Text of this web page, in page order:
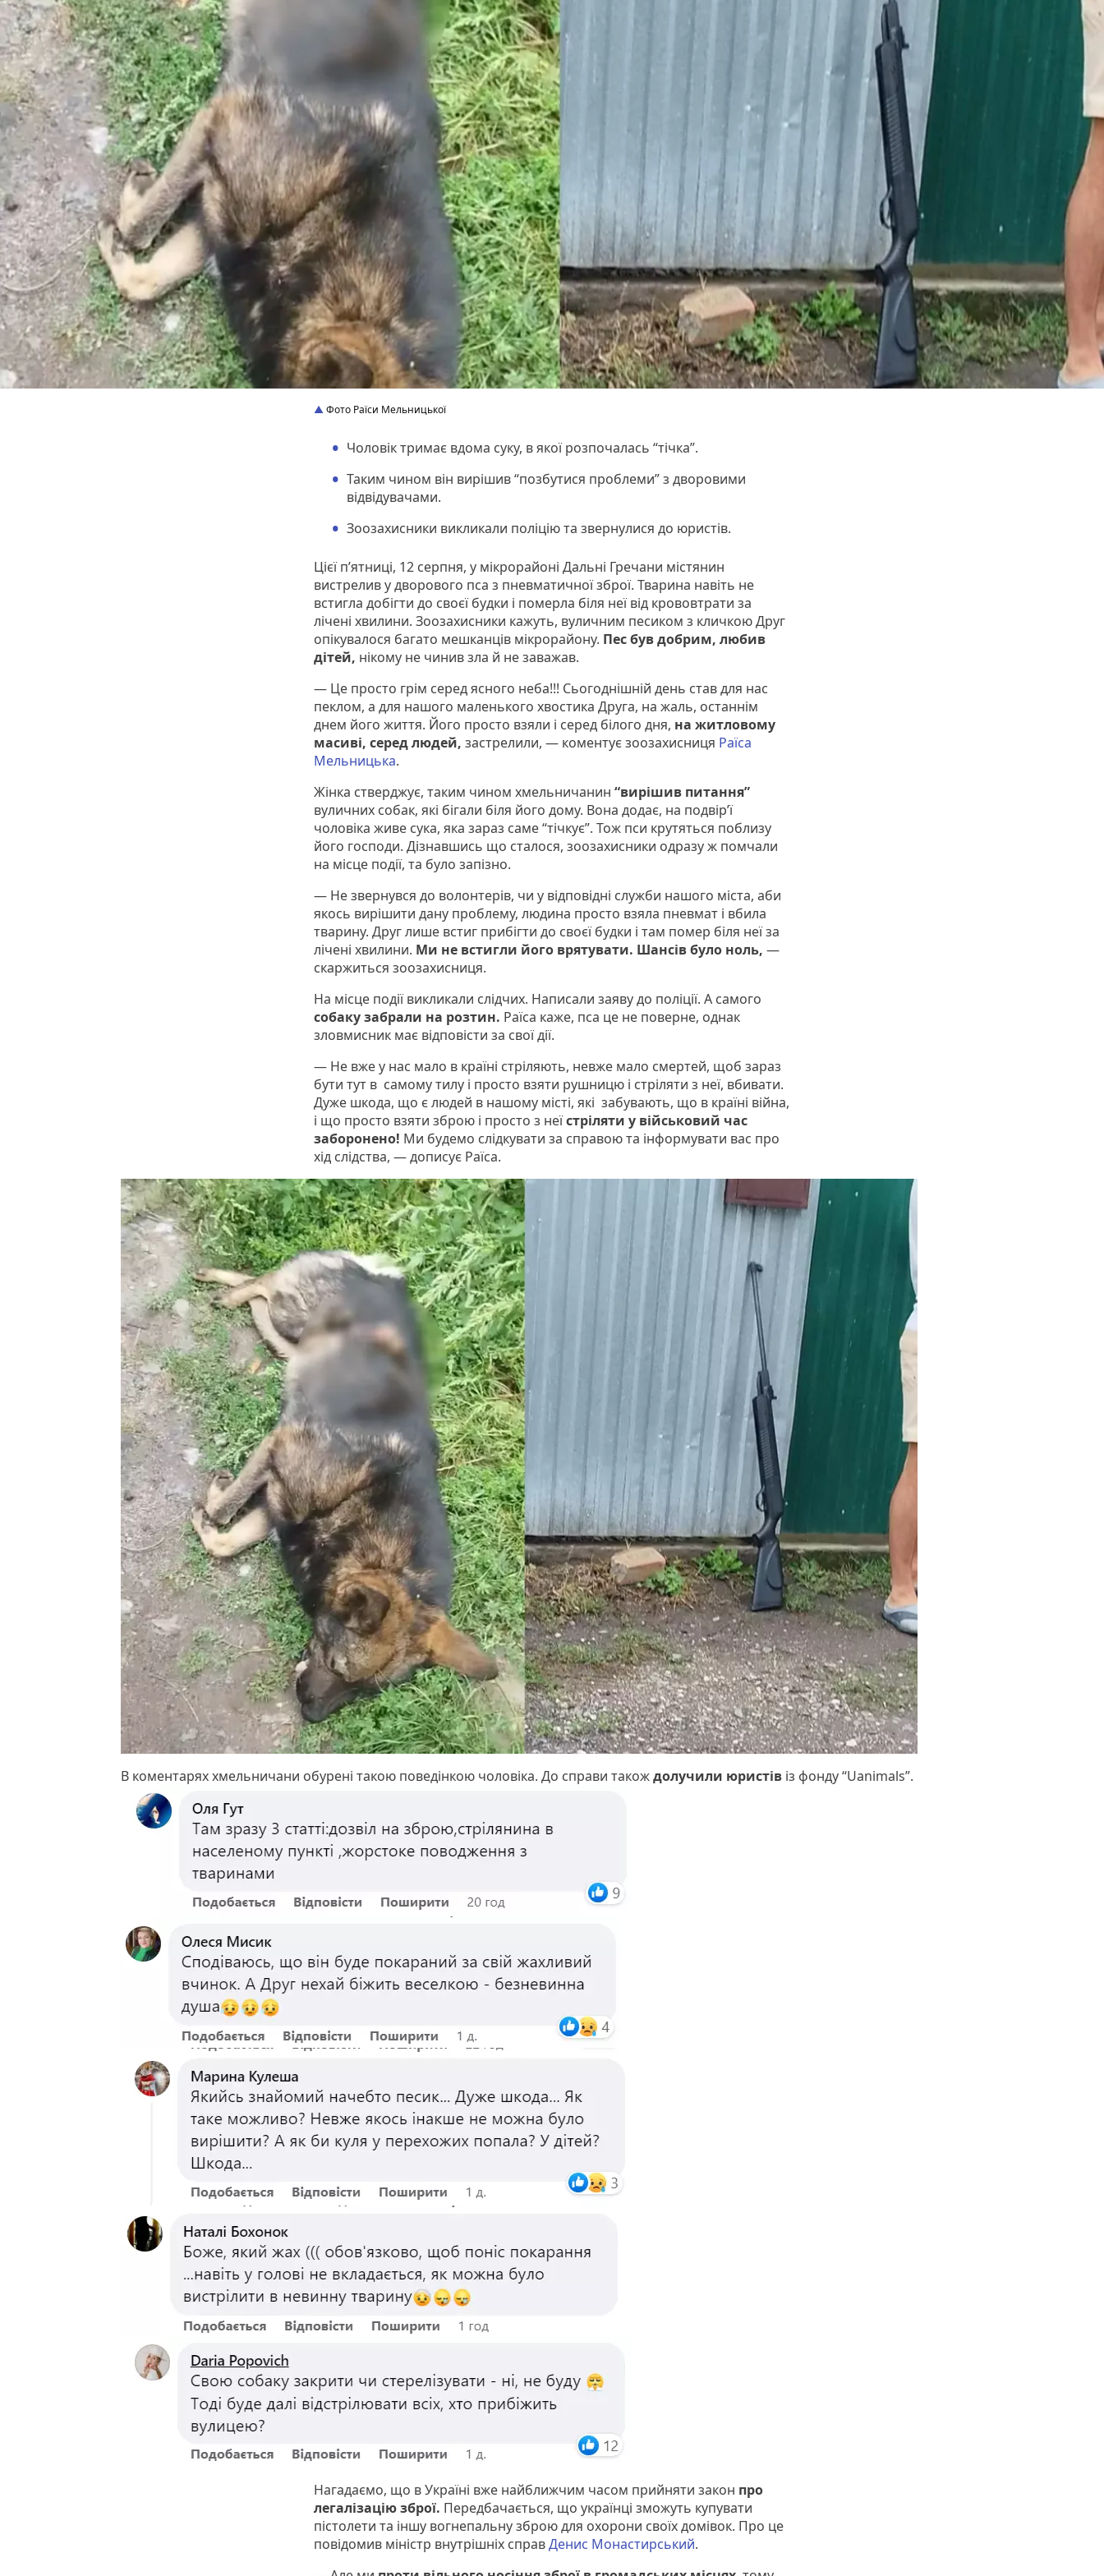
Фото Раїси Мельницької
Чоловік тримає вдома суку, в якої розпочалась “тічка”.
Таким чином він вирішив “позбутися проблеми” з дворовими
відвідувачами.
Зоозахисники викликали поліцію та звернулися до юристів.
Цієї п’ятниці, 12 серпня, у мікрорайоні Дальні Гречани містянин
вистрелив у дворового пса з пневматичної зброї. Тварина навіть не
встигла добігти до своєї будки і померла біля неї від крововтрати за
лічені хвилини. Зоозахисники кажуть, вуличним песиком з кличкою Друг
опікувалося багато мешканців мікрорайону. Пес був добрим, любив
дітей, нікому не чинив зла й не заважав.
— Це просто грім серед ясного неба!!! Сьогоднішній день став для нас
пеклом, а для нашого маленького хвостика Друга, на жаль, останнім
днем його життя. Його просто взяли і серед білого дня, на житловому
масиві, серед людей, застрелили, — коментує зоозахисниця Раїса
Мельницька.
Жінка стверджує, таким чином хмельничанин “вирішив питання”
вуличних собак, які бігали біля його дому. Вона додає, на подвір’ї
чоловіка живе сука, яка зараз саме “тічкує”. Тож пси крутяться поблизу
його господи. Дізнавшись що сталося, зоозахисники одразу ж помчали
на місце події, та було запізно.
— Не звернувся до волонтерів, чи у відповідні служби нашого міста, аби
якось вирішити дану проблему, людина просто взяла пневмат і вбила
тварину. Друг лише встиг прибігти до своєї будки і там помер біля неї за
лічені хвилини. Ми не встигли його врятувати. Шансів було ноль, —
скаржиться зоозахисниця.
На місце події викликали слідчих. Написали заяву до поліції. А самого
собаку забрали на розтин. Раїса каже, пса це не поверне, однак
зловмисник має відповісти за свої дії.
— Не вже у нас мало в країні стріляють, невже мало смертей, щоб зараз
бути тут в самому тилу і просто взяти рушницю і стріляти з неї, вбивати.
Дуже шкода, що є людей в нашому місті, які забувають, що в країні війна,
і що просто взяти зброю і просто з неїстріляти у військовий час
заборонено! Ми будемо слідкувати за справою та інформувати вас про
хід слідства, — дописує Раїса.
В коментарях хмельничани обурені такою поведінкою чоловіка. До справи такождолучили юристів із фонду “Uanimals”.
Нагадаємо, що в Україні вже найближчим часом прийняти закон про
легалізацію зброї. Передбачається, що українці зможуть купувати
пістолети та іншу вогнепальну зброю для охорони своїх домівок. Про це
повідомив міністр внутрішніх справДенис Монастирський.